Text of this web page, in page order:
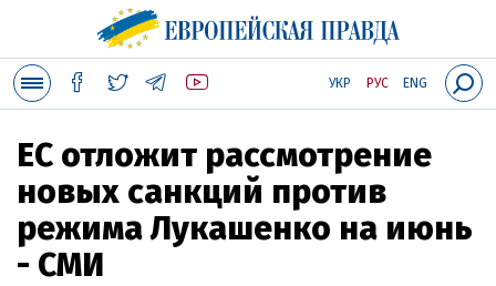
УКР РУС ENG
ЕС отложит рассмотрение
новых санкций против
режима Лукашенко на июнь
- СМИ